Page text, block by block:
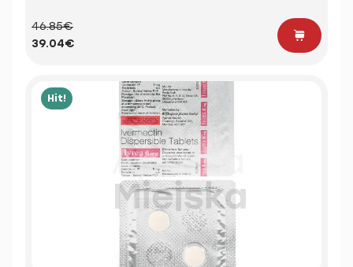
46.85€
39.04€
Hit!